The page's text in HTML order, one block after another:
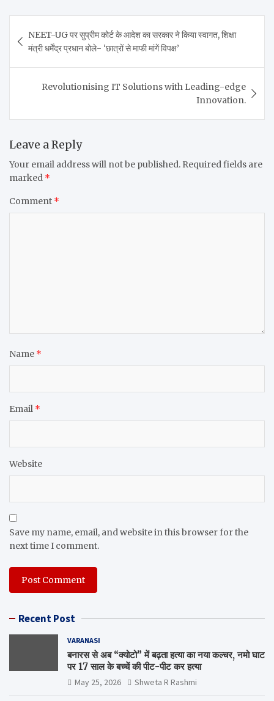
navigation
NEET-UG पर सुप्रीम कोर्ट के आदेश का सरकार ने किया स्वागत, शिक्षा
मंत्री धर्मेंद्र प्रधान बोले- ‘छात्रों से माफी मांगें विपक्ष’
Revolutionising IT Solutions with Leading-edge
Innovation.
Leave a Reply
Your email address will not be published. Required fields are
marked *
Comment *
Name *
Email *
Website
Save my name, email, and website in this browser for the
next time I comment.
Recent Post
VARANASI
बनारस से अब “क्योटो” में बढ़ता हत्या का नया कल्चर, नमो घाट
पर 17 साल के बच्चें की पीट-पीट कर हत्या
May 25, 2026 Shweta R Rashmi